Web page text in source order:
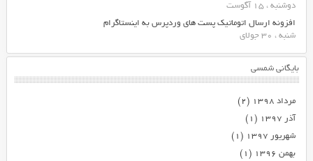
دوشنبه ، 15 آگوست
افزونه ارسال اتوماتیک پست های وردپرس به اینستاگرام
شنبه ، 30 جولای
بایگانی شمسی
مرداد ۱۳۹۸
(۲)
آذر ۱۳۹۷
(۱)
شهریور ۱۳۹۷
(۱)
بهمن ۱۳۹۶
(۱)